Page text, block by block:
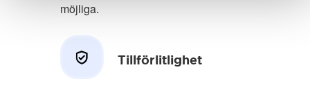
möjliga.
Tillförlitlighet